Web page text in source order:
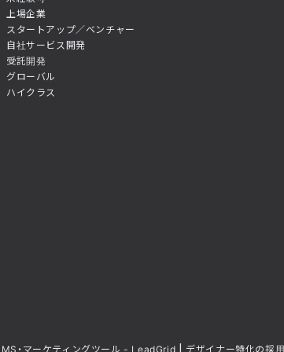
上場企業
スタートアップ／ベンチャー
自社サービス開発
受託開発
グローバル
ハイクラス
・マーケティングツール - LeadGrid デザイナー特化の採